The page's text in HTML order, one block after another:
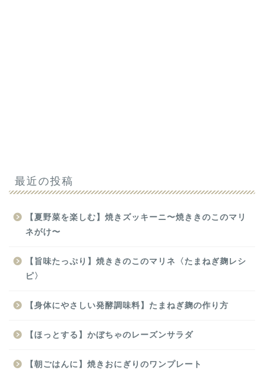
最近の投稿
【夏野菜を楽しむ】焼きズッキーニ〜焼ききのこのマリ
ネがけ〜
【旨味たっぷり】焼ききのこのマリネ〈たまねぎ麹レシ
ピ〉
【身体にやさしい発酵調味料】たまねぎ麹の作り方
【ほっとする】かぼちゃのレーズンサラダ
【朝ごはんに】焼きおにぎりのワンプレート